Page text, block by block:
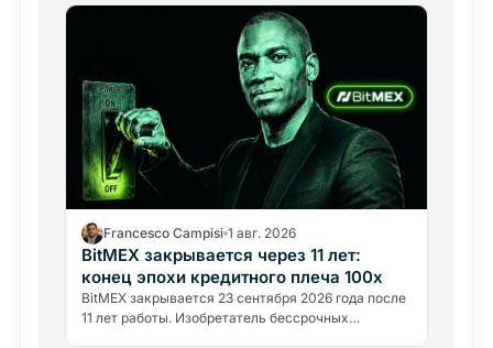
Francesco Campisi 1 авг. 2026
BitMEX закрывается через 11 лет:
конец эпохи кредитного плеча 100x
BitMEX закрывается 23 сентября 2026 года после
11 лет работы. Изобретатель бессрочных